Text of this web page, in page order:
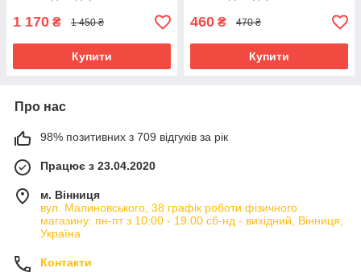
1 170 ₴ 1 450 ₴
Купити
460 ₴ 470 ₴
Купити
Про нас
98% позитивних з 709 відгуків за рік
Працює з 23.04.2020
м. Вінниця
вул. Малиновського, 38 графік роботи фізичного
магазину: пн-пт з 10:00 - 19:00 сб-нд - вихідний, Вінниця,
Україна
Контакти